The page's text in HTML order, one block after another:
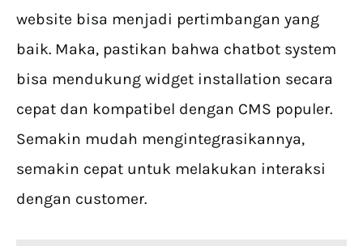
website bisa menjadi pertimbangan yang
baik. Maka, pastikan bahwa chatbot system
bisa mendukung widget installation secara
cepat dan kompatibel dengan CMS populer.
Semakin mudah mengintegrasikannya,
semakin cepat untuk melakukan interaksi
dengan customer.